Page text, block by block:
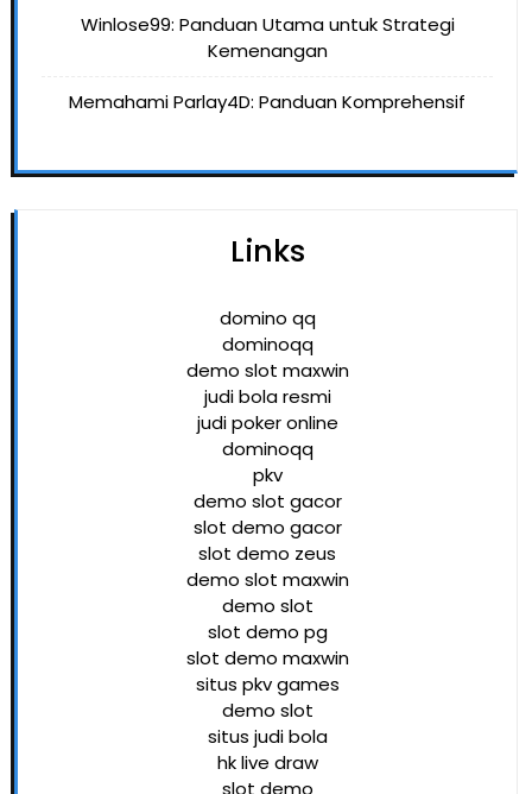
Winlose99: Panduan Utama untuk Strategi
Kemenangan
Memahami Parlay4D: Panduan Komprehensif
Links
domino qq
dominoqq
demo slot maxwin
judi bola resmi
judi poker online
dominoqq
pkv
demo slot gacor
slot demo gacor
slot demo zeus
demo slot maxwin
demo slot
slot demo pg
slot demo maxwin
situs pkv games
demo slot
situs judi bola
hk live draw
slot demo